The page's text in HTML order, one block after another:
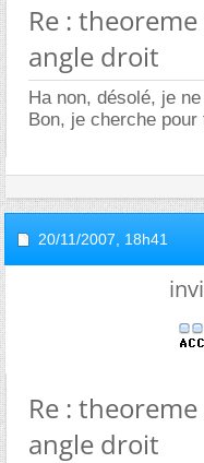
Re :
angle droit
Ha non, désolé, je
Bon, je cherche pour
20/11/2007, 18h41
Re :
angle droit